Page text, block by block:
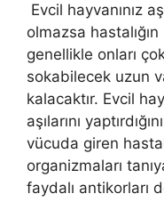
Evcil hayvanınız
olmazsa
genellikle onları
sokabilecek uzun
kalacaktır. Evcil
aşılarını
vücuda giren
organizmaları
faydalı antikorları